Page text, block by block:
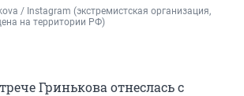
/ Instagram (экстремистская организация,
на территории РФ)
Гринькова отнеслась с